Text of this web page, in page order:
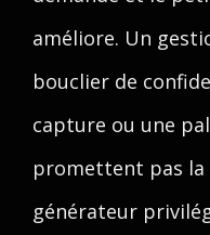
améliore. Un
bouclier de
capture ou une
promettent pas la
générateur